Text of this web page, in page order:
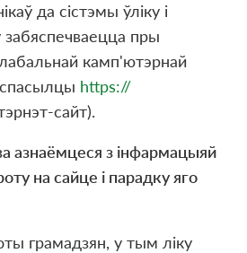
да сістэмы ўліку і
забяспечваецца пры
камп'ютэрнай
https://
сайт).
азнаёмцеся з інфармацыяй
на сайце і парадку яго
грамадзян, у тым ліку